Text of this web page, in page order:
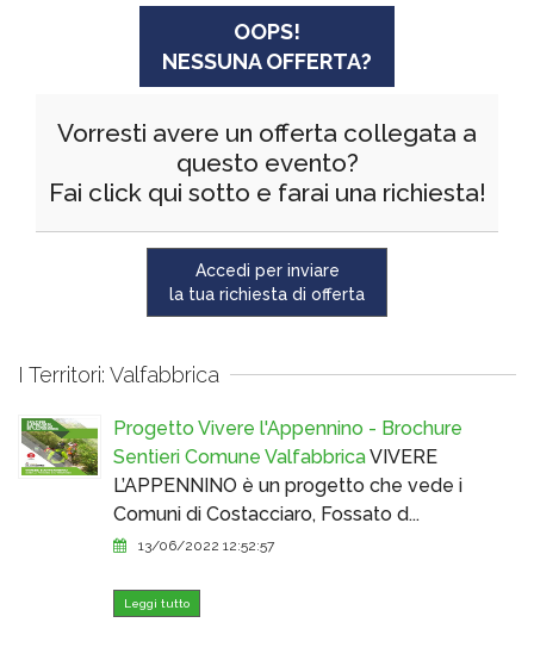
OOPS!
NESSUNA OFFERTA?
Vorresti avere un offerta collegata a
questo evento?
Fai click qui sotto e farai una richiesta!
Accedi per inviare
la tua richiesta di offerta
I Territori: Valfabbrica
Progetto Vivere l'Appennino - Brochure
Sentieri Comune ValfabbricaVIVERE
L’APPENNINO è un progetto che vede i
Comuni di Costacciaro, Fossato d...
13/06/2022 12:52:57
Leggi tutto